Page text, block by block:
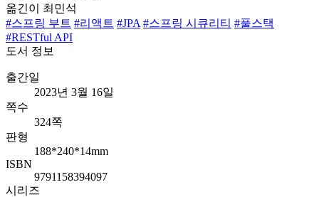
옮긴이
최민석
#스프링 부트 #리액트 #JPA #스프링 시큐리티 #풀스택
#RESTful API
도서 정보
출간일
2023년 3월 16일
쪽수
324쪽
판형
188*240*14mm
ISBN
9791158394097
시리즈